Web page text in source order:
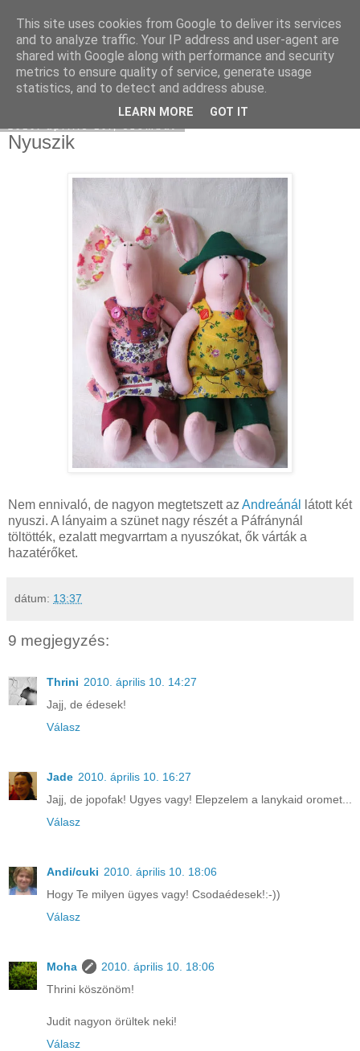
Moha Konyha
Nyuszik
Nem ennivaló, de nagyon megtetszett az Andreánál
látott két
nyuszi. A lányaim a szünet nagy részét a Páfránynál
töltötték, ezalatt megvarrtam a nyuszókat, ők várták a
hazatérőket.
dátum: 13:37
9 megjegyzés:
Thrini 2010. április 10. 14:27
Jajj, de édesek!
Válasz
Jade 2010. április 10. 16:27
Jajj, de jopofak! Ugyes vagy! Elepzelem a lanykaid oromet...
Válasz
Andi/cuki 2010. április 10. 18:06
Hogy Te milyen ügyes vagy! Csodaédesek!:-))
Válasz
Moha
2010. április 10. 18:06
Thrini köszönöm!
Judit nagyon örültek neki!
Válasz
This site uses cookies from Google to deliver its services
and to analyze traffic. Your IP address and user-agent are
shared with Google along with performance and security
metrics to ensure quality of service, generate usage
statistics, and to detect and address abuse.
LEARN MORE GOT IT